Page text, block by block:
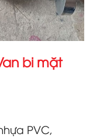
bi mặt
PVC,